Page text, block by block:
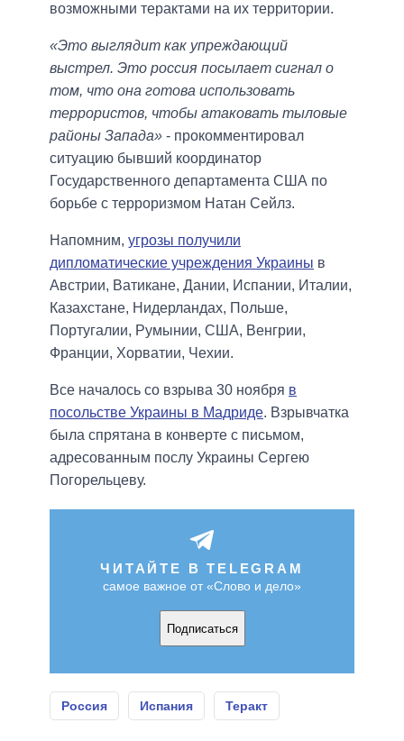
возможными терактами на их территории.
«Это выглядит как упреждающий
выстрел. Это россия посылает сигнал о
том, что она готова использовать
террористов, чтобы атаковать тыловые
районы Запада» - прокомментировал
ситуацию бывший координатор
Государственного департамента США по
борьбе с терроризмом Натан Сейлз.
Напомним, угрозы получили
дипломатические учреждения Украины в
Австрии, Ватикане, Дании, Испании, Италии,
Казахстане, Нидерландах, Польше,
Португалии, Румынии, США, Венгрии,
Франции, Хорватии, Чехии.
Все началось со взрыва 30 ноября в
посольстве Украины в Мадриде. Взрывчатка
была спрятана в конверте с письмом,
адресованным послу Украины Сергею
Погорельцеву.
ЧИТАЙТЕ В TELEGRAM
самое важное от «Слово и дело»
Подписаться
Россия Испания Теракт